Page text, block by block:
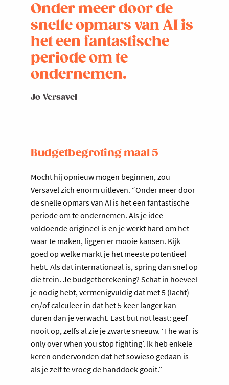
Onder meer door de
snelle opmars van AI is
het een fantastische
periode om te
ondernemen.
Jo Versavel
Budgetbegroting maal 5
Mocht hij opnieuw mogen beginnen, zou
Versavel zich enorm uitleven. “Onder meer door
de snelle opmars van AI is het een fantastische
periode om te ondernemen. Als je idee
voldoende origineel is en je werkt hard om het
waar te maken, liggen er mooie kansen. Kijk
goed op welke markt je het meeste potentieel
hebt. Als dat internationaal is, spring dan snel op
die trein. Je budgetberekening? Schat in hoeveel
je nodig hebt, vermenigvuldig dat met 5 (lacht)
en/of calculeer in dat het 5 keer langer kan
duren dan je verwacht. Last but not least: geef
nooit op, zelfs al zie je zwarte sneeuw. ‘The war is
only over when you stop fighting’. Ik heb enkele
keren ondervonden dat het sowieso gedaan is
als je zelf te vroeg de handdoek gooit.”